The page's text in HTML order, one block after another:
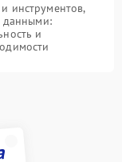
инструментов,
данными:
и